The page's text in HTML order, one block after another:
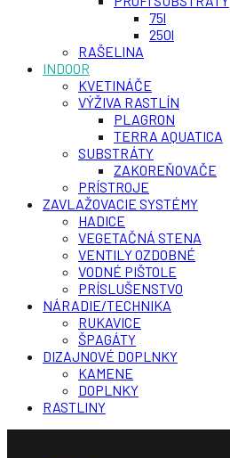
75l
250l
RAŠELINA
INDOOR
KVETINÁČE
VÝŽIVA RASTLÍN
PLAGRON
TERRA AQUATICA
SUBSTRÁTY
ZAKOREŇOVAČE
PRÍSTROJE
ZAVLAŽOVACIE SYSTÉMY
HADICE
VEGETAČNÁ STENA
VENTILY OZDOBNÉ
VODNÉ PIŠTOLE
PRÍSLUŠENSTVO
NÁRADIE/TECHNIKA
RUKAVICE
ŠPAGÁTY
DIZAJNOVÉ DOPLNKY
KAMENE
DOPLNKY
RASTLINY